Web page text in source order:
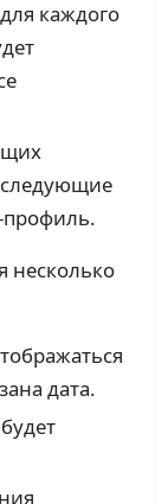
каждого
профиль.
несколько
дата.